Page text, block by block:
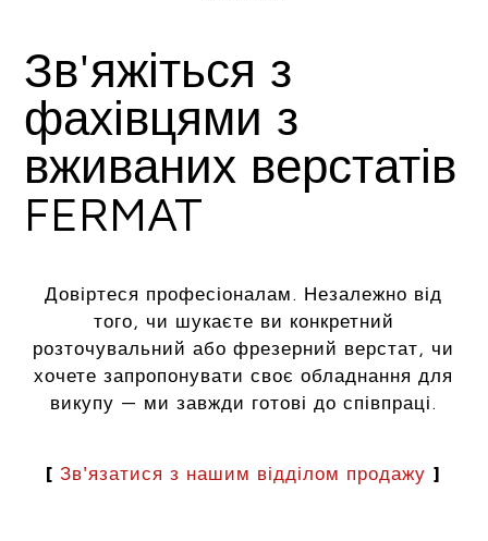
Зв'яжіться з
фахівцями з
вживаних верстатів
FERMAT
Довіртеся професіоналам. Незалежно від
того, чи шукаєте ви конкретний
розточувальний або фрезерний верстат, чи
хочете запропонувати своє обладнання для
викупу — ми завжди готові до співпраці.
[Зв'язатися з нашим відділом продажу ]